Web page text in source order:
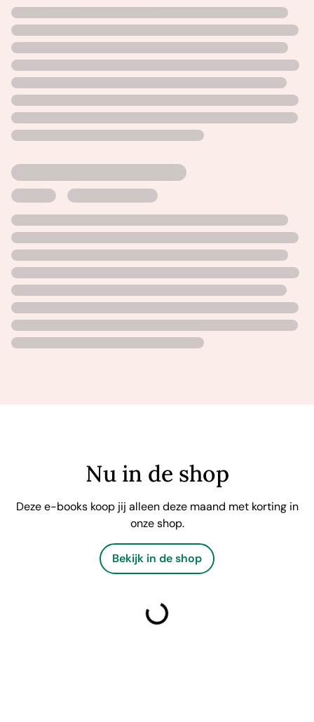
Nu in de shop
Deze e-books koop jij alleen deze maand met korting in
onze shop.
Bekijk in de shop
laden